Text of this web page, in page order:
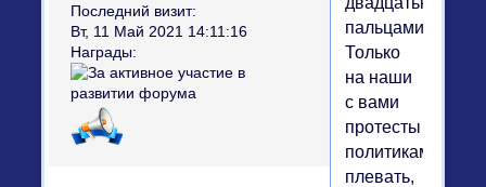
Последний визит:
Вт, 11 Май 2021 14:11:16
Награды:
пальцами!
Только
на наши
с вами
протесты
политикам
плевать,